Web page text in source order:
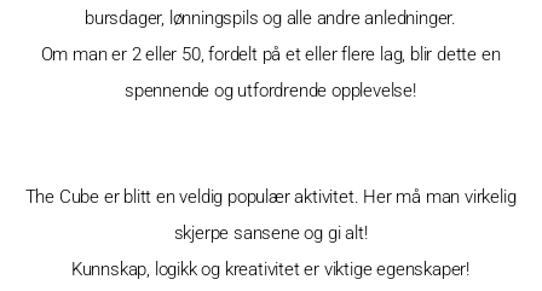
bursdager, lønningspils og alle andre anledninger.
Om man er 2 eller 50, fordelt på et eller flere lag, blir dette en
spennende og utfordrende opplevelse!
The Cube er blitt en veldig populær aktivitet. Her må man virkelig
skjerpe sansene og gi alt!
Kunnskap, logikk og kreativitet er viktige egenskaper!